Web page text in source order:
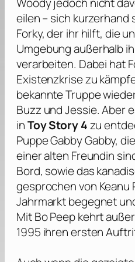
Woody jedoch nicht
eilen – sich kurzerhand
Forky, der ihr hilft, die
Umgebung außerhalb
verarbeiten. Dabei hat
Existenzkrise zu
bekannte Truppe
Buzz und Jessie. Aber
inToy Story 4zu
Puppe Gabby Gabby,
einer alten Freundin
Bord, sowie das
gesprochen von Keanu
Jahrmarkt begegnet
Mit Bo Peep kehrt
1995 ihren ersten